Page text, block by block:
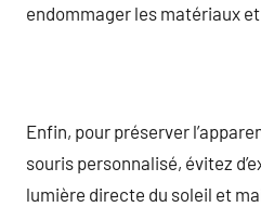
endommager les matériaux
Enfin, pour préserver
souris personnalisé, évitez
lumière directe du soleil et